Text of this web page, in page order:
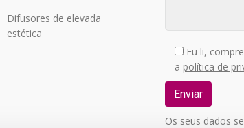
Difusores de elevada
estética
Eu li,
a política de
Os seus dados